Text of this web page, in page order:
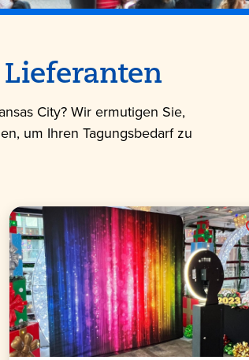
City? Wir ermutigen Sie,
um Ihren Tagungsbedarf zu